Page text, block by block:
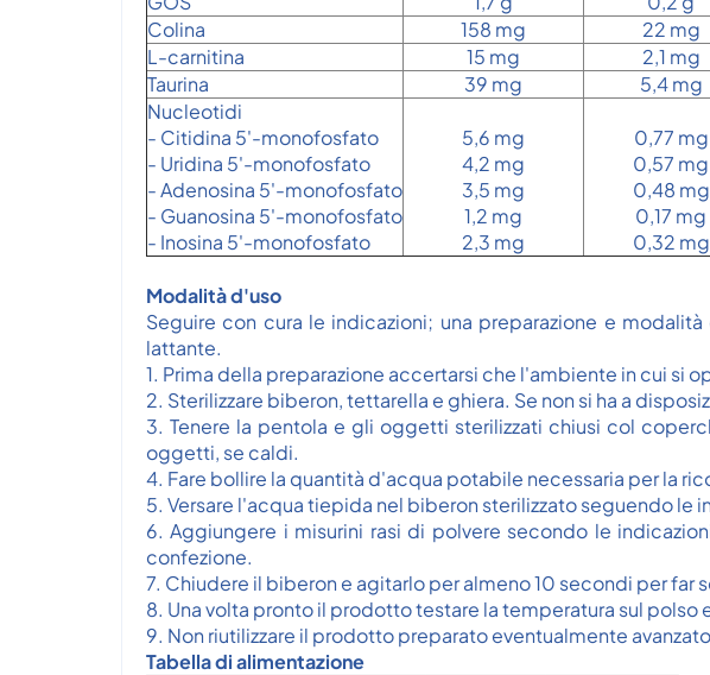
Colina
158 mg
22 mg
L-carnitina
15 mg
2,1 mg
Taurina
39 mg
5,4 mg
Nucleotidi
- Citidina 5'-monofosfato
- Uridina 5'-monofosfato
- Adenosina 5'-monofosfato
- Guanosina 5'-monofosfato
- Inosina 5'-monofosfato
5,6 mg
4,2 mg
3,5 mg
1,2 mg
2,3 mg
0,77 mg
0,57 mg
0,48 mg
0,17 mg
0,32 mg
Modalità d'uso
Seguire con cura le indicazioni; una preparazione e
lattante.
1. Prima della preparazione accertarsi che l'ambiente in cui si
2. Sterilizzare biberon, tettarella e ghiera. Se non si ha a
3. Tenere la pentola e gli oggetti sterilizzati chiusi col
oggetti, se caldi.
4. Fare bollire la quantità d'acqua potabile necessaria per la
5. Versare l'acqua tiepida nel biberon sterilizzato seguendo
6. Aggiungere i misurini rasi di polvere secondo le
confezione.
7. Chiudere il biberon e agitarlo per almeno 10 secondi per far
8. Una volta pronto il prodotto testare la temperatura sul
9. Non riutilizzare il prodotto preparato eventualmente
Tabella di alimentazione